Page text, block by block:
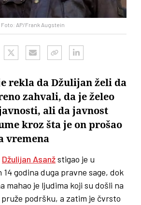
Foto: AP/Frank Augstein
rekla da Džulijan želi da
zahvali, da je želeo
ali da javnost
kroz šta je on prošao
vremena
Džulijan Asanžstigao je u
godina duga pravne sage, dok
mahao je ljudima koji su došli na
podršku, a zatim je čvrsto